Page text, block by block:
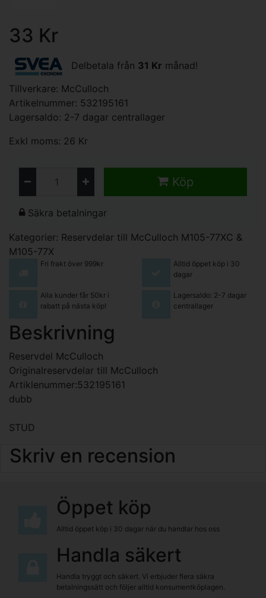
33 Kr
Delbetala från 31 Kr månad!
Tillverkare: McCulloch
Artikelnummer: 532195161
Lagersaldo: 2-7 dagar centrallager
Exkl moms: 26 Kr
Köp
Säkra betalningar
Kategorier: Reservdelar till McCulloch M105-77XC &
M105-77X
Fri frakt över 999kr
Alltid öppet köp i 30
dagar
Alla kunder får 50kr i
rabatt på nästa köp!
Lagersaldo: 2-7 dagar
centrallager
Beskrivning
Reservdel McCulloch
Originalreservdelar till McCulloch
Artiklenummer:532195161
dubb
STUD
Skriv en recension
Öppet köp
Alltid öppet köp i 30 dagar när du handlar hos oss
Handla säkert
Handla tryggt och säkert. Vi erbjuder flera säkra
betalningssätt och följer alltid konsumentköplagen.